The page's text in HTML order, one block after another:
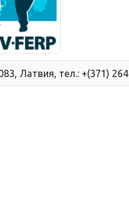
Латвия, тел.: +(371)